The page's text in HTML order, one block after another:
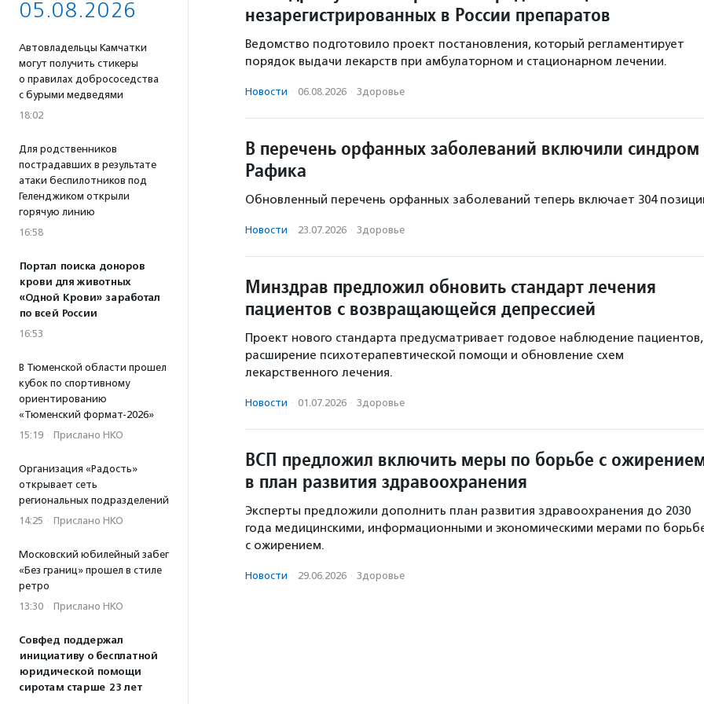
05.08.2026
Автовладельцы Камчатки
могут получить стикеры
о правилах добрососедства
с бурыми медведями
18:02
Для родственников
пострадавших в результате
атаки беспилотников под
Геленджиком открыли
горячую линию
16:58
Портал поиска доноров
крови для животных
«Одной Крови» заработал
по всей России
16:53
В Тюменской области прошел
кубок по спортивному
ориентированию
«Тюменский формат-2026»
15:19 · Прислано НКО
Организация «Радость»
открывает сеть
региональных подразделений
14:25 · Прислано НКО
Московский юбилейный забег
«Без границ» прошел в стиле
ретро
13:30 · Прислано НКО
Совфед поддержал
инициативу о бесплатной
юридической помощи
сиротам старше 23 лет
незарегистрированных в России препаратов
Ведомство подготовило проект постановления, который регламентирует
порядок выдачи лекарств при амбулаторном и стационарном лечении.
Новости · 06.08.2026 · Здоровье
В перечень орфанных заболеваний включили синдром
Рафика
Обновленный перечень орфанных заболеваний теперь включает 304
Новости · 23.07.2026 · Здоровье
Минздрав предложил обновить стандарт лечения
пациентов с возвращающейся депрессией
Проект нового стандарта предусматривает годовое наблюдение пациентов,
расширение психотерапевтической помощи и обновление схем
лекарственного лечения.
Новости · 01.07.2026 · Здоровье
ВСП предложил включить меры по борьбе с
в план развития здравоохранения
Эксперты предложили дополнить план развития здравоохранения до 2030
года медицинскими, информационными и экономическими мерами по
с ожирением.
Новости · 29.06.2026 · Здоровье